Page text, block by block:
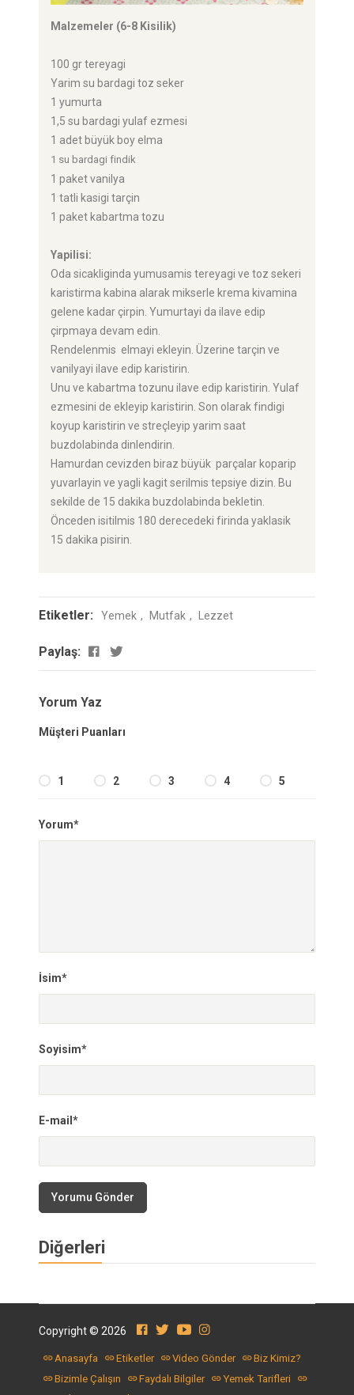
Malzemeler (6-8 Kisilik)
100 gr tereyagi
Yarim su bardagi toz seker
1 yumurta
1,5 su bardagi yulaf ezmesi
1 adet büyük boy elma
1 su bardagi findik
1 paket vanilya
1 tatli kasigi tarçin
1 paket kabartma tozu
Yapilisi:
Oda sicakliginda yumusamis tereyagi ve toz sekeri
karistirma kabina alarak mikserle krema kivamina
gelene kadar çirpin. Yumurtayi da ilave edip
çirpmaya devam edin.
Rendelenmis elmayi ekleyin. Üzerine tarçin ve
vanilyayi ilave edip karistirin.
Unu ve kabartma tozunu ilave edip karistirin. Yulaf
ezmesini de ekleyip karistirin. Son olarak findigi
koyup karistirin ve streçleyip yarim saat
buzdolabinda dinlendirin.
Hamurdan cevizden biraz büyük parçalar koparip
yuvarlayin ve yagli kagit serilmis tepsiye dizin. Bu
sekilde de 15 dakika buzdolabinda bekletin.
Önceden isitilmis 180 derecedeki firinda yaklasik
15 dakika pisirin.
Etiketler: Yemek Mutfak Lezzet
Paylaş:
Yorum Yaz
Müşteri Puanları
1 2 3 4 5
Yorum*
İsim*
Soyisim*
E-mail*
Yorumu Gönder
Diğerleri
Copyright © 2026
Anasayfa Etiketler Video Gönder
Biz Kimiz?
Bizimle Çalışın
Faydalı Bilgiler
Yemek Tarifleri